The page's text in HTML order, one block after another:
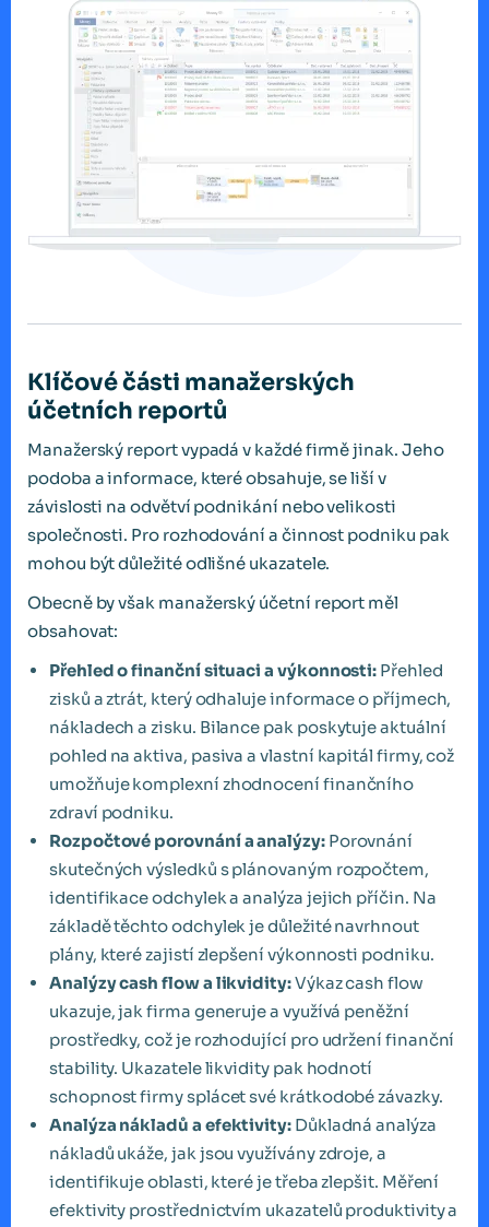
Klíčové části manažerských
účetních reportů
Manažerský report vypadá v každé firmě jinak. Jeho
podoba a informace, které obsahuje, se liší v
závislosti na odvětví podnikání nebo velikosti
společnosti. Pro rozhodování a činnost podniku pak
mohou být důležité odlišné ukazatele.
Obecně by však manažerský účetní report měl
obsahovat:
Přehled o finanční situaci a výkonnosti: Přehled
zisků a ztrát, který odhaluje informace o příjmech,
nákladech a zisku. Bilance pak poskytuje aktuální
pohled na aktiva, pasiva a vlastní kapitál firmy, což
umožňuje komplexní zhodnocení finančního
zdraví podniku.
Rozpočtové porovnání a analýzy: Porovnání
skutečných výsledků s plánovaným rozpočtem,
identifikace odchylek a analýza jejich příčin. Na
základě těchto odchylek je důležité navrhnout
plány, které zajistí zlepšení výkonnosti podniku.
Analýzy cash flow a likvidity:Výkaz cash flow
ukazuje, jak firma generuje a využívá peněžní
prostředky, což je rozhodující pro udržení finanční
stability. Ukazatele likvidity pak hodnotí
schopnost firmy splácet své krátkodobé závazky.
Analýza nákladů a efektivity:Důkladná analýza
nákladů ukáže, jak jsou využívány zdroje, a
identifikuje oblasti, které je třeba zlepšit. Měření
efektivity prostřednictvím ukazatelů produktivity a